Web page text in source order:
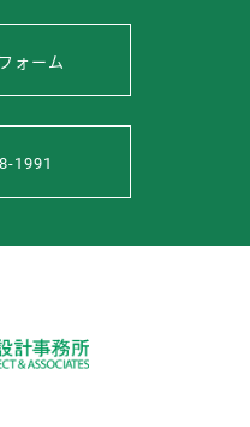
ォーム
1991